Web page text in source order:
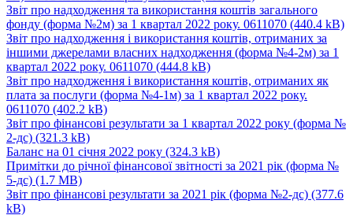
Звіт про надходження та використання коштів загального
фонду (форма №2м) за 1 квартал 2022 року. 0611070 (440.4 kB)
Звіт про надходження і використання коштів, отриманих за
іншими джерелами власних надходження (форма №4-2м) за 1
квартал 2022 року. 0611070 (444.8 kB)
Звіт про надходження і використання коштів, отриманих як
плата за послуги (форма №4-1м) за 1 квартал 2022 року.
0611070 (402.2 kB)
Звіт про фінансові результати за 1 квартал 2022 року (форма №
2-дс) (321.3 kB)
Баланс на 01 січня 2022 року (324.3 kB)
Примітки до річної фінансової звітності за 2021 рік (форма №
5-дс) (1.7 MB)
Звіт про фінансові результати за 2021 рік (форма №2-дс) (377.6
kB)